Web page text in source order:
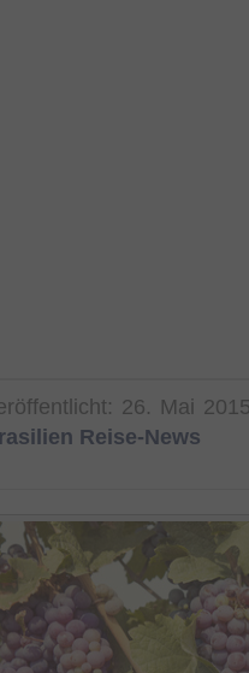
26. Mai
Reise-News